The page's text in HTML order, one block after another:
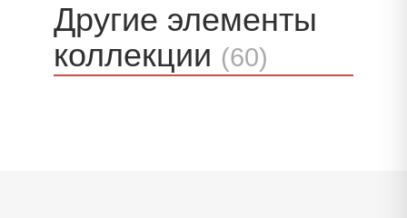
Другие элементы
коллекции (60)